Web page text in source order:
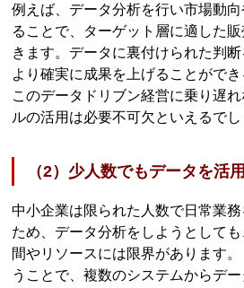
例えば、データ分析を行い市場動
ることで、ターゲット層に適した
きます。データに裏付けられた判断
より確実に成果を上げることがで
このデータドリブン経営に乗り遅
ルの活用は必要不可欠といえるでし
（2）少人数でもデータを活
中小企業は限られた人数で日常業
ため、データ分析をしようとして
間やリソースには限界があります
うことで、複数のシステムからデ